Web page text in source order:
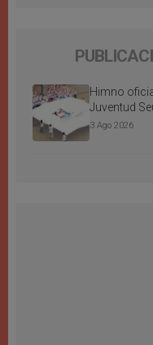
Himno
Juventud
3 Ago 2026